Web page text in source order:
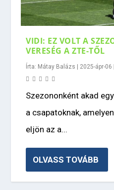
VIDI: EZ VOLT A
VERESÉG A ZTE-TŐL
Írta: Mátay Balázs 2025-ápr-06
Szezononként akad
a csapatoknak,
eljön az a...
OLVASS TOVÁBB